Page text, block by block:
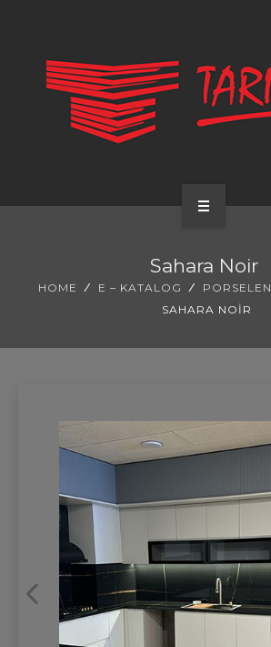
REFRANSLAR
İLETİŞİM
Sahara Noir
HOME E – KATALOG PORSELEN
SAHARA NOIR